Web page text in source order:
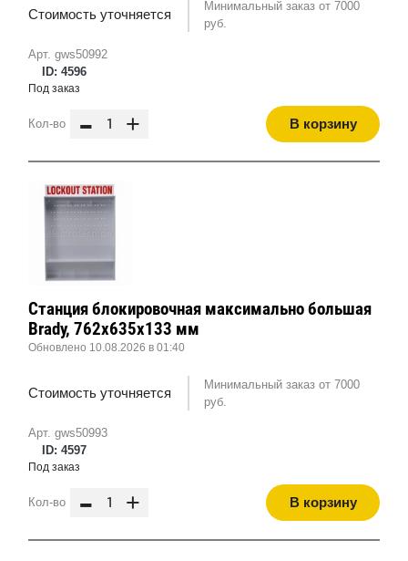
Арт. gws50992
ID: 4596
Стоимость уточняется
Минимальный заказ от 7000
руб.
Под заказ
Кол-во - + В корзину
Арт. gws50993
ID: 4597
Станция блокировочная максимально большая
Brady, 762x635x133 мм
Обновлено 10.08.2026 в 01:40
Стоимость уточняется
Минимальный заказ от 7000
руб.
Под заказ
Кол-во - + В корзину